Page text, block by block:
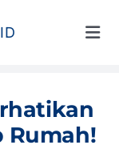
ID
Rumah!